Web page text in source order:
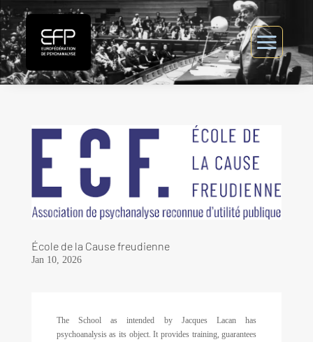
École de la Cause freudienne
Jan 10, 2026
The School as intended by Jacques Lacan has
psychoanalysis as its object. It provides training, guarantees